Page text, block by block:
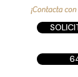
¡Contacta